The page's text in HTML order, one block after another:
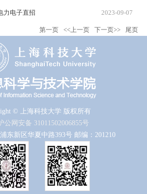
力电子直招 2023-09-07
第一页 <<上一页 下一页>> 尾页
© 上海科技大学 版权所有
公网安备 31011502006855号
东新区华夏中路393号 邮编：201210